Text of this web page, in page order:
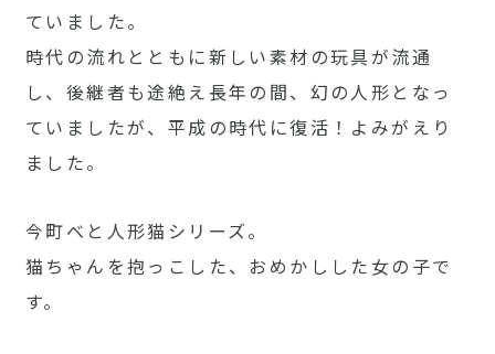
ていました。
時代の流れとともに新しい素材の玩具が流通
し、後継者も途絶え長年の間、幻の人形となっ
ていましたが、平成の時代に復活！よみがえり
ました。
今町べと人形猫シリーズ。
猫ちゃんを抱っこした、おめかしした女の子で
す。